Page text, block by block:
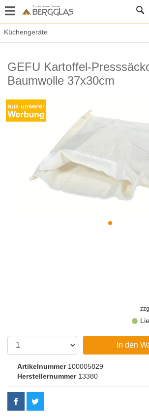
Küchengeräte
GEFU Kartoffel-
Baumwolle 37x30cm
In den
Artikelnummer100005829
Herstellernummer13380